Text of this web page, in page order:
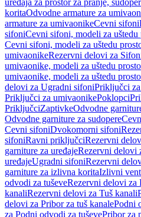
uređaja za prostor za pranje,
koritaOdvodne armature za
armature za umivaonikeCevni sifoni
sifoniCevni sifoni, modeli za uštedu
Cevni sifoni, modeli za uštedu
umivaonikeRezervni delovi za
umivaonike, modeli za uštedu
umivaonike, modeli za uštedu
delovi za Ugradni sifoniPriključci
Priključci za umivaonikePoklopci
PriključciZaptivkeOdvodne
Odvodne garniture za sudopere
Cevni sifoniDvokomorni sifoni
sifoniRavni priključciRezervni
garniture za uređajeRezervni delovi
uređajeUgradni sifoniRezervni
garniture za izlivna koritaIzlivni
odvodi za tuševeRezervni delovi za
kanaliRezervni delovi za Tuš kanali
delovi za Pribor za tuš kanalePodni
za Podni odvodi za tuševePribor za